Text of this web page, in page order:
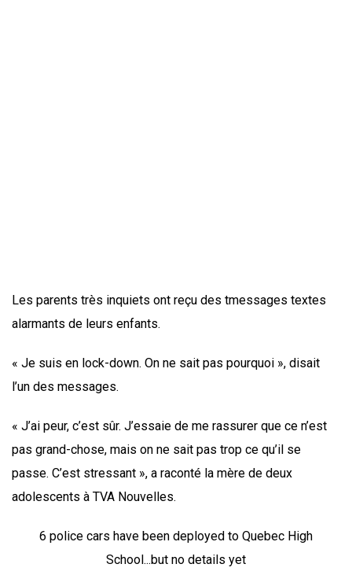
Les parents très inquiets ont reçu des tmessages textes
alarmants de leurs enfants.
« Je suis en lock-down. On ne sait pas pourquoi », disait
l’un des messages.
« J’ai peur, c’est sûr. J’essaie de me rassurer que ce n’est
pas grand-chose, mais on ne sait pas trop ce qu’il se
passe. C’est stressant », a raconté la mère de deux
adolescents à TVA Nouvelles.
6 police cars have been deployed to Quebec High
School...but no details yet